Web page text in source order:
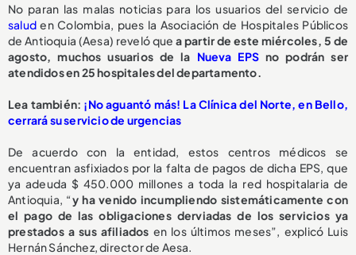
No paran las malas noticias para los usuarios del servicio de
salud en Colombia, pues la Asociación de Hospitales Públicos
de Antioquia (Aesa) reveló quea partir de este miércoles, 5 de
agosto, muchos usuarios de la Nueva EPS no podrán ser
atendidos en 25 hospitales del departamento.
Lea también: ¡No aguantó más! La Clínica del Norte, en Bello,
cerrará su servicio de urgencias
De acuerdo con la entidad, estos centros médicos se
encuentran asfixiados por la falta de pagos de dicha EPS, que
ya adeuda $ 450.000 millones a toda la red hospitalaria de
Antioquia, “y ha venido incumpliendo sistemáticamente con
el pago de las obligaciones derviadas de los servicios ya
prestados a sus afiliados en los últimos meses”, explicó Luis
Hernán Sánchez, director de Aesa.